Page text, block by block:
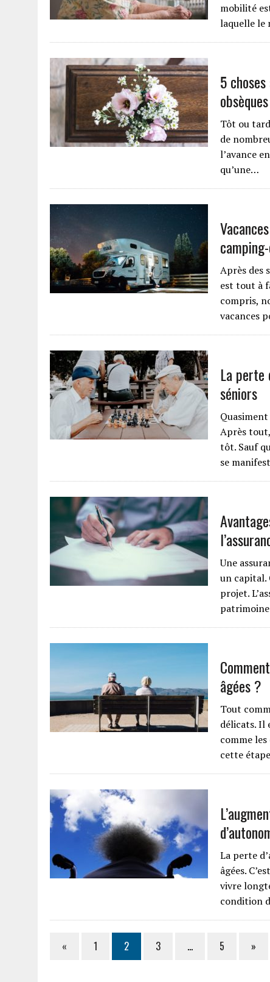
mobilité
laquelle
5
obsèques
Tôt ou
de
l’avance
qu’une…
Après des
est tout à
compris,
vacances
La perte
séniors
Après
tôt. Sauf
se
Une
un capital.
projet.
âgées ?
Tout
délicats. Il
comme
cette
La perte
âgées.
vivre
condition
« 1 2 3 … 5 »